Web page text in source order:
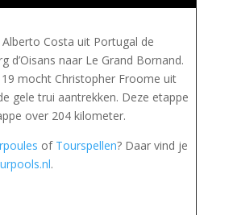
Costa uit Portugal de
d’Oisans naar Le Grand Bornand.
mocht Christopher Froome uit
gele trui aantrekken. Deze etappe
over 204 kilometer.
of Tourspellen? Daar vind je
.